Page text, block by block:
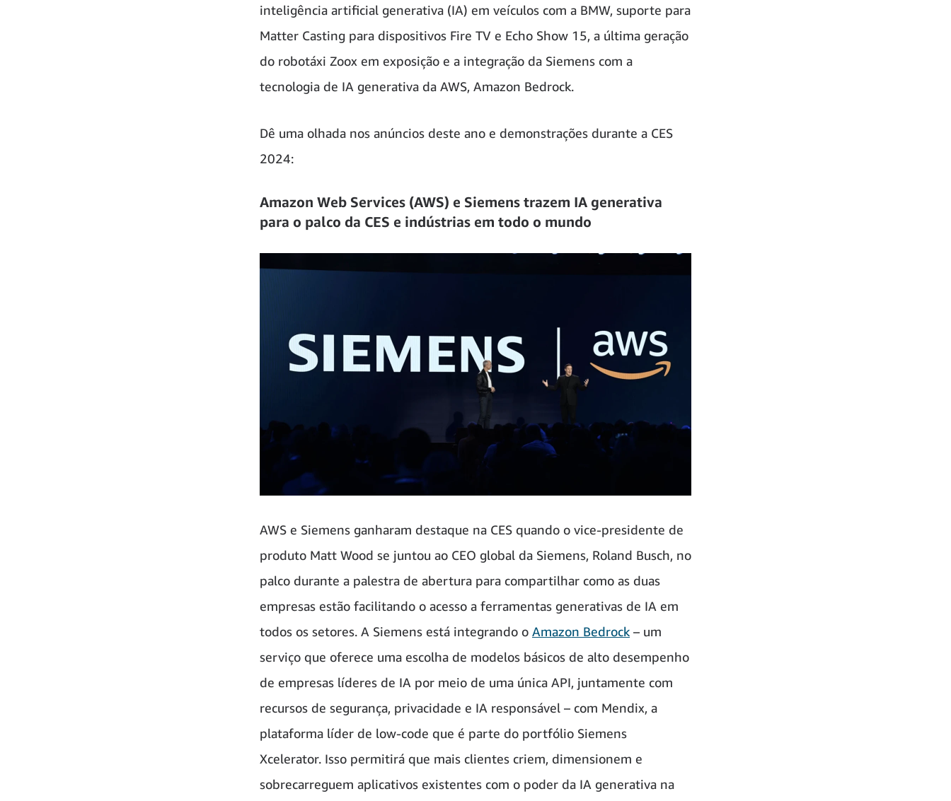
inteligência artificial generativa (IA) em veículos com a BMW, suporte para
Matter Casting para dispositivos Fire TV e Echo Show 15, a última geração
do robotáxi Zoox em exposição e a integração da Siemens com a
tecnologia de IA generativa da AWS, Amazon Bedrock.
Dê uma olhada nos anúncios deste ano e demonstrações durante a CES
2024:
Amazon Web Services (AWS) e Siemens trazem IA generativa
para o palco da CES e indústrias em todo o mundo
AWS e Siemens ganharam destaque na CES quando o vice-presidente de
produto Matt Wood se juntou ao CEO global da Siemens, Roland Busch, no
palco durante a palestra de abertura para compartilhar como as duas
empresas estão facilitando o acesso a ferramentas generativas de IA em
todos os setores. A Siemens está integrando o Amazon Bedrock– um
serviço que oferece uma escolha de modelos básicos de alto desempenho
de empresas líderes de IA por meio de uma única API, juntamente com
recursos de segurança, privacidade e IA responsável – com Mendix, a
plataforma líder de low-code que é parte do portfólio Siemens
Xcelerator. Isso permitirá que mais clientes criem, dimensionem e
sobrecarreguem aplicativos existentes com o poder da IA generativa na